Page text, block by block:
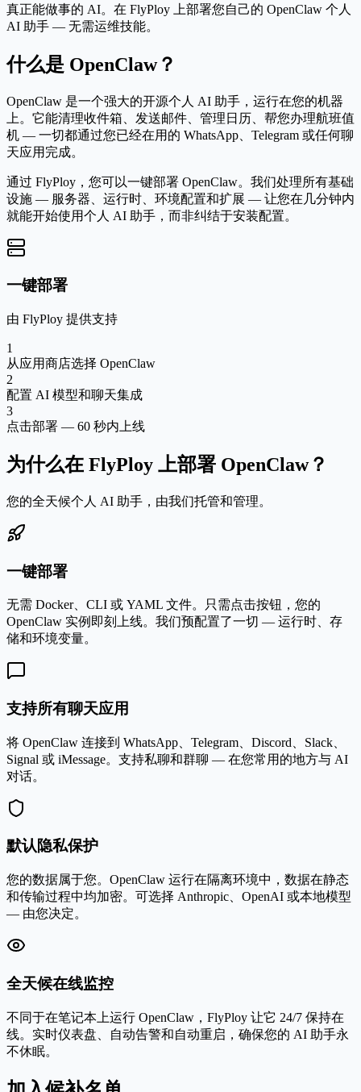
真正能做事的 AI。在 FlyPloy 上部署您自己的 OpenClaw 个人
AI 助手 — 无需运维技能。
什么是 OpenClaw？
OpenClaw 是一个强大的开源个人 AI 助手，运行在您的机器
上。它能清理收件箱、发送邮件、管理日历、帮您办理航班值
机 — 一切都通过您已经在用的 WhatsApp、Telegram 或任何聊
天应用完成。
通过 FlyPloy，您可以一键部署 OpenClaw。我们处理所有基础
设施 — 服务器、运行时、环境配置和扩展 — 让您在几分钟内
就能开始使用个人 AI 助手，而非纠结于安装配置。
一键部署
由 FlyPloy 提供支持
1
从应用商店选择 OpenClaw
2
配置 AI 模型和聊天集成
3
点击部署 — 60 秒内上线
为什么在 FlyPloy 上部署 OpenClaw？
您的全天候个人 AI 助手，由我们托管和管理。
一键部署
无需 Docker、CLI 或 YAML 文件。只需点击按钮，您的
OpenClaw 实例即刻上线。我们预配置了一切 — 运行时、存
储和环境变量。
支持所有聊天应用
将 OpenClaw 连接到 WhatsApp、Telegram、Discord、Slack、
Signal 或 iMessage。支持私聊和群聊 — 在您常用的地方与 AI
对话。
默认隐私保护
您的数据属于您。OpenClaw 运行在隔离环境中，数据在静态
和传输过程中均加密。可选择 Anthropic、OpenAI 或本地模型
— 由您决定。
全天候在线监控
不同于在笔记本上运行 OpenClaw，FlyPloy 让它 24/7 保持在
线。实时仪表盘、自动告警和自动重启，确保您的 AI 助手永
不休眠。